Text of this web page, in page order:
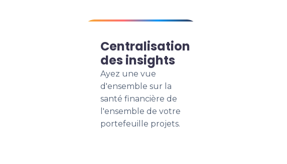
Centralisation
des insights
Ayez une vue
d'ensemble sur la
santé financière de
l'ensemble de votre
portefeuille projets.